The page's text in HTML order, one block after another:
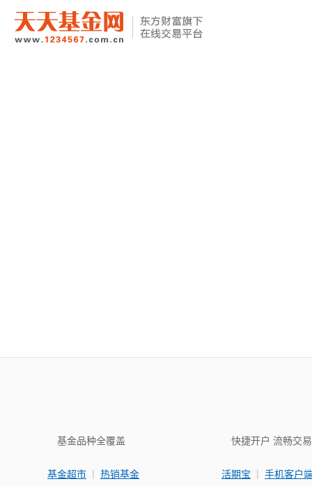
基金品种全覆盖
基金超市 | 热销基金
快捷开户 流畅交易
活期宝 | 手机客户